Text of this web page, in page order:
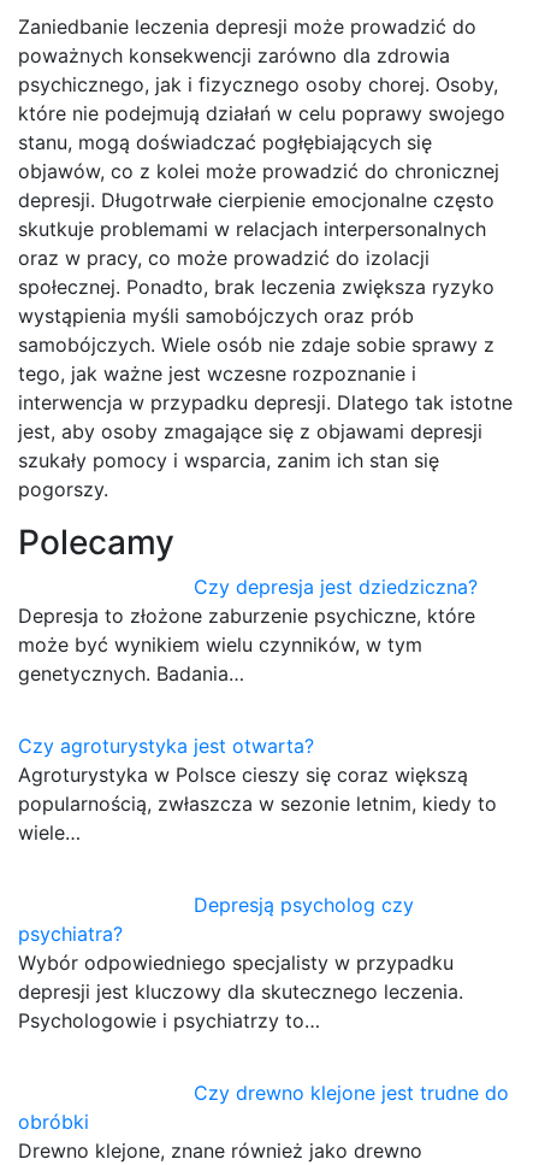
Zaniedbanie leczenia depresji może prowadzić do
poważnych konsekwencji zarówno dla zdrowia
psychicznego, jak i fizycznego osoby chorej. Osoby,
które nie podejmują działań w celu poprawy swojego
stanu, mogą doświadczać pogłębiających się
objawów, co z kolei może prowadzić do chronicznej
depresji. Długotrwałe cierpienie emocjonalne często
skutkuje problemami w relacjach interpersonalnych
oraz w pracy, co może prowadzić do izolacji
społecznej. Ponadto, brak leczenia zwiększa ryzyko
wystąpienia myśli samobójczych oraz prób
samobójczych. Wiele osób nie zdaje sobie sprawy z
tego, jak ważne jest wczesne rozpoznanie i
interwencja w przypadku depresji. Dlatego tak istotne
jest, aby osoby zmagające się z objawami depresji
szukały pomocy i wsparcia, zanim ich stan się
pogorszy.
Polecamy
Czy depresja jest dziedziczna?
Depresja to złożone zaburzenie psychiczne, które
może być wynikiem wielu czynników, w tym
genetycznych. Badania…
Czy agroturystyka jest otwarta?
Agroturystyka w Polsce cieszy się coraz większą
popularnością, zwłaszcza w sezonie letnim, kiedy to
wiele…
Depresją psycholog czy
psychiatra?
Wybór odpowiedniego specjalisty w przypadku
depresji jest kluczowy dla skutecznego leczenia.
Psychologowie i psychiatrzy to…
Czy drewno klejone jest trudne do
obróbki
Drewno klejone, znane również jako drewno